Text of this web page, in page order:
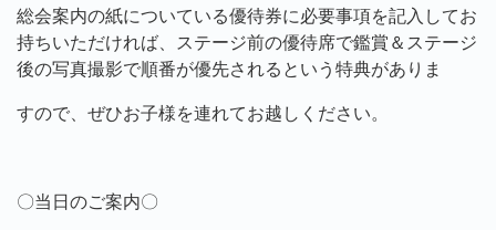
総会案内の紙についている優待券に必要事項を記入してお
持ちいただければ、ステージ前の優待席で鑑賞＆ステージ
後の写真撮影で順番が優先されるという特典がありま
すので、ぜひお子様を連れてお越しください。
〇当日のご案内〇